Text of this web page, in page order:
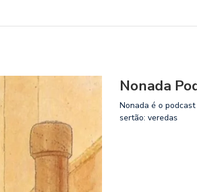
Nonada
Nonada é o
sertão: veredas